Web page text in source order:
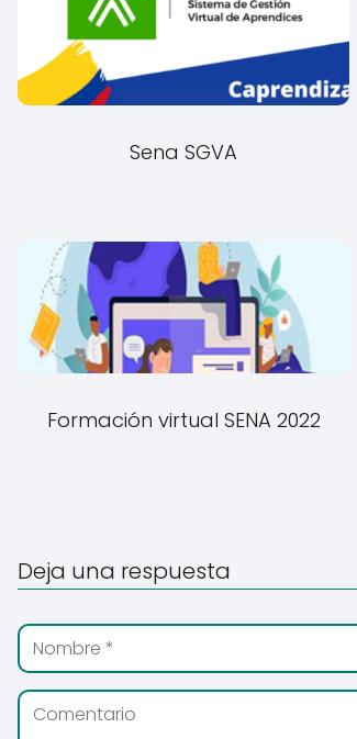
Sena SGVA
Formación virtual SENA 2022
Deja una respuesta